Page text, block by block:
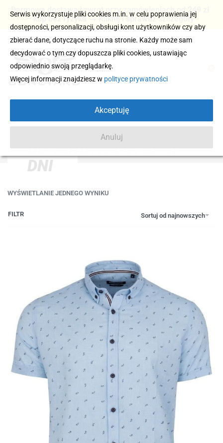
Darmowa dostawa i zwrot przy zamówieniach od 249 zł
– kup bez ryzyka → Kliknij i sprawdź szczegóły
UBRANIA NA UPALNE
DNI
WYŚWIETLANIE JEDNEGO WYNIKU
Sortuj od najnowszych
FILTR
Serwis wykorzystuje pliki cookies m.in. w celu poprawienia jej
dostępności, personalizacji, obsługi kont użytkowników czy aby
zbierać dane, dotyczące ruchu na stronie. Każdy może sam
decydować o tym czy dopuszcza pliki cookies, ustawiając
odpowiednio swoją przeglądarkę.
Więcej informacji znajdziesz w polityce prywatności
Akceptuję
Anuluj